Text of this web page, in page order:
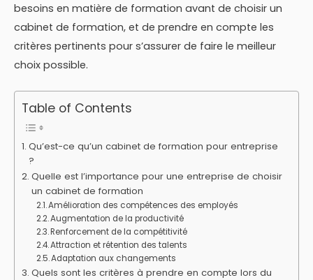
besoins en matière de formation avant de choisir un
cabinet de formation, et de prendre en compte les
critères pertinents pour s’assurer de faire le meilleur
choix possible.
Table of Contents
Qu’est-ce qu’un cabinet de formation pour entreprise
?
Quelle est l’importance pour une entreprise de choisir
un cabinet de formation
Amélioration des compétences des employés
Augmentation de la productivité
Renforcement de la compétitivité
Attraction et rétention des talents
Adaptation aux changements
Quels sont les critères à prendre en compte lors du